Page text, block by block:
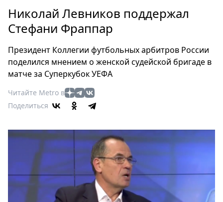
Россия
Мир
Еда
Туризм
Театр
Кино
Книги
Выставки
Пресс-
релизы
О
Николай Левников поддержал
Стефани Фраппар
Президент Коллегии футбольных арбитров России
поделился мнением о женской судейской бригаде в
матче за Суперкубок УЕФА
Читайте Metro в
Поделиться